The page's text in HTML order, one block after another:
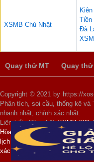
XSMB Chủ Nhật
Tiền
Đà
Quay thử MT Quay thử
Copyright © 2021 by https://
Phân tích, soi cầu, thống kê
nhanh nhất, chính xác nhất.
Liên kết: Cập nhậtXSMB 360
Hòa |xổ số 3 miền kết quả
lịch ngoại hạng anh|dự đoán
xác 100
xổ số 100 ngày|dự